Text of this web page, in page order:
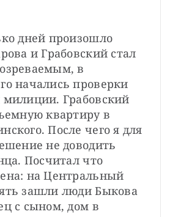
дней произошло
и Грабовский стал
в
начались проверки
милиции. Грабовский
квартиру в
После чего я для
не доводить
Посчитал что
на Центральный
зашли люди Быкова
с сыном, дом в